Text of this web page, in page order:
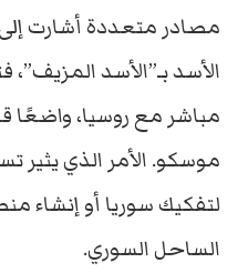
مصادر متعددة أشارت
الأسد بـ”الأسد المزيف”،
مباشر مع روسيا، واضعًا
موسكو. الأمر الذي يثير
لتفكيك سوريا أو إنشاء
الساحل السوري.